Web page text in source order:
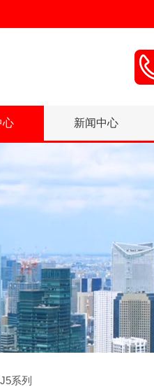
心 新闻中心
系列